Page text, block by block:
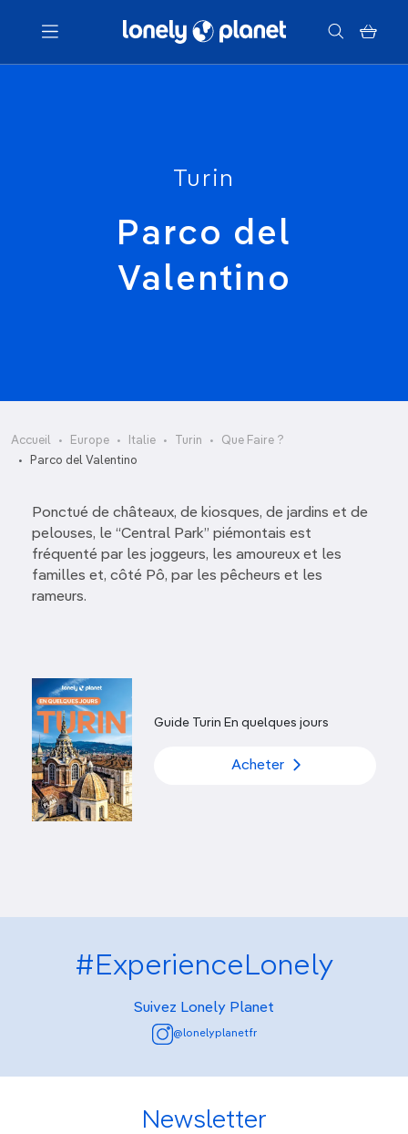
Menu
Turin
Parco del
Valentino
Accueil Europe Italie Turin
Que Faire ?
Parco del Valentino
Ponctué de châteaux, de kiosques, de jardins et de
pelouses, le “Central Park” piémontais est
fréquenté par les joggeurs, les amoureux et les
familles et, côté Pô, par les pêcheurs et les
rameurs.
Guide Turin En quelques jours
Acheter
#ExperienceLonely
Suivez Lonely Planet
@lonelyplanetfr
Newsletter